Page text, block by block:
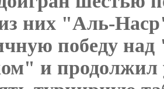
них "Аль-
победу
и продолжил